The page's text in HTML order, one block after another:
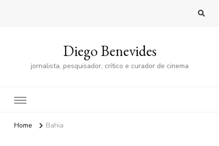
Diego Benevides
jornalista, pesquisador, crítico e curador de cinema
Home Bahia